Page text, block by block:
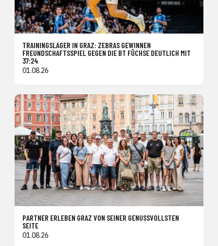
TRAININGSLAGER IN GRAZ: ZEBRAS GEWINNEN
FREUNDSCHAFTSSPIEL GEGEN DIE BT FÜCHSE DEUTLICH MIT
37:24
01.08.26
PARTNER ERLEBEN GRAZ VON SEINER GENUSSVOLLSTEN
SEITE
01.08.26